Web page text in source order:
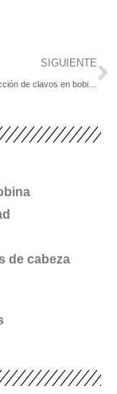
SIGUIENTE
Línea de producción de clavos en bobina
de cabeza